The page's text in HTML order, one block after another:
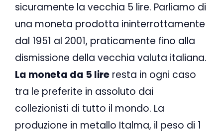
sicuramente la vecchia 5 lire. Parliamo di
una moneta prodotta ininterrottamente
dal 1951 al 2001, praticamente fino alla
dismissione della vecchia valuta italiana.
La moneta da 5 lire resta in ogni caso
tra le preferite in assoluto dai
collezionisti di tutto il mondo. La
produzione in metallo Italma, il peso di 1